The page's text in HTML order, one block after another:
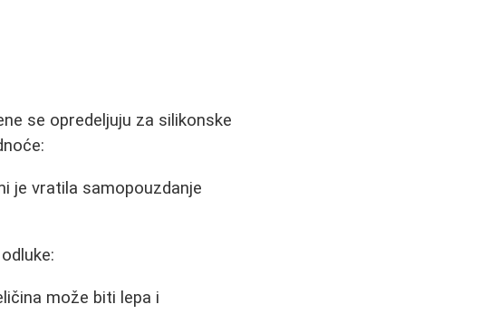
se opredeljuju za silikonske
je vratila samopouzdanje
može biti lepa i